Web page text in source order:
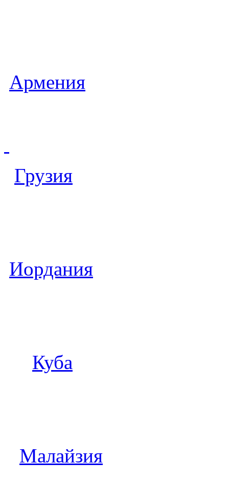
Армения
Грузия
Иордания
Куба
Малайзия